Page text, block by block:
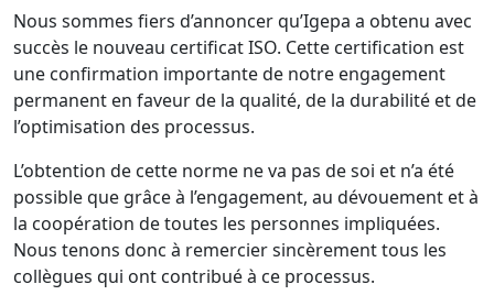
Nous sommes fiers d’annoncer qu’Igepa a obtenu avec
succès le nouveau certificat ISO. Cette certification est
une confirmation importante de notre engagement
permanent en faveur de la qualité, de la durabilité et de
l’optimisation des processus.
L’obtention de cette norme ne va pas de soi et n’a été
possible que grâce à l’engagement, au dévouement et à
la coopération de toutes les personnes impliquées.
Nous tenons donc à remercier sincèrement tous les
collègues qui ont contribué à ce processus.